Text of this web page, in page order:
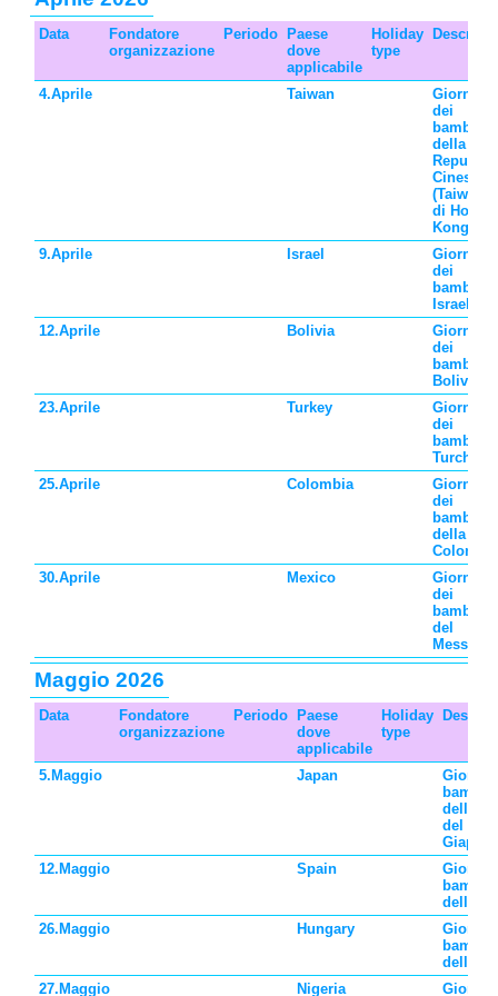
Data
Fondatore
organizzazione
Periodo
Paese
dove
applicabile
Holiday
type
4.Aprile Taiwan
Giornata
dei
bambini
della
Cinese
(Taiwan)
di Hong
Kong
9.Aprile
Israel
Giornata
dei
bambini
Israele
12.Aprile
Bolivia
Giornata
dei
bambini
Bolivia
23.Aprile
Turkey
Giornata
dei
bambini
Turchia
25.Aprile
Colombia
Giornata
dei
bambini
della
Colombia
30.Aprile
Mexico
Giornata
dei
bambini
del
Messico
Maggio 2026
Data
Fondatore
organizzazione
Periodo
Paese
dove
applicabile
Holiday
type
5.Maggio Japan
bambini
della
del
12.Maggio
Spain
bambini
della
26.Maggio
Hungary
bambini
27.Maggio
Nigeria